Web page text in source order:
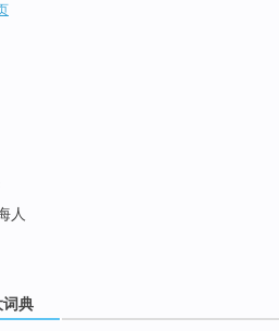
人
词典